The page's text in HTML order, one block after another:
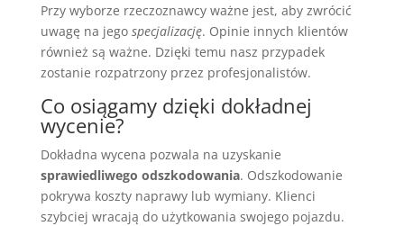
Przy wyborze rzeczoznawcy ważne jest, aby zwrócić
uwagę na jego specjalizację. Opinie innych klientów
również są ważne. Dzięki temu nasz przypadek
zostanie rozpatrzony przez profesjonalistów.
Co osiągamy dzięki dokładnej
wycenie?
Dokładna wycena pozwala na uzyskanie
sprawiedliwego odszkodowania. Odszkodowanie
pokrywa koszty naprawy lub wymiany. Klienci
szybciej wracają do użytkowania swojego pojazdu.